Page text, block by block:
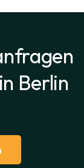
in Berlin